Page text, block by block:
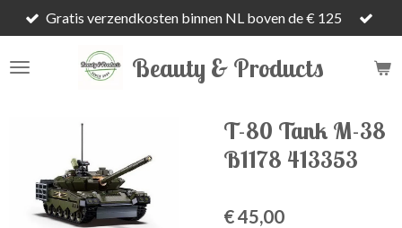
Ga
direct
naar
Beauty & Products
Gratis verzendkosten binnen NL boven de € 125
T-80 Tank M-38
B1178 413353
€ 45,00